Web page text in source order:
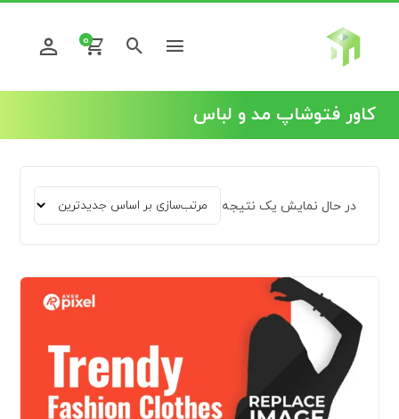
0
کاور فتوشاپ مد و لباس
در حال نمایش یک نتیجه